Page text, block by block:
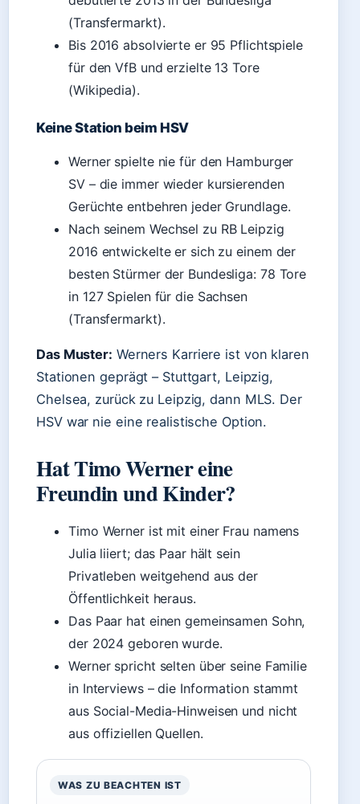
(Transfermarkt).
Bis 2016 absolvierte er 95 Pflichtspiele
für den VfB und erzielte 13 Tore
(Wikipedia).
Keine Station beim HSV
Werner spielte nie für den Hamburger
SV – die immer wieder kursierenden
Gerüchte entbehren jeder Grundlage.
Nach seinem Wechsel zu RB Leipzig
2016 entwickelte er sich zu einem der
besten Stürmer der Bundesliga: 78 Tore
in 127 Spielen für die Sachsen
(Transfermarkt).
Das Muster: Werners Karriere ist von klaren
Stationen geprägt – Stuttgart, Leipzig,
Chelsea, zurück zu Leipzig, dann MLS. Der
HSV war nie eine realistische Option.
Hat Timo Werner eine
Freundin und Kinder?
Timo Werner ist mit einer Frau namens
Julia liiert; das Paar hält sein
Privatleben weitgehend aus der
Öffentlichkeit heraus.
Das Paar hat einen gemeinsamen Sohn,
der 2024 geboren wurde.
Werner spricht selten über seine Familie
in Interviews – die Information stammt
aus Social-Media-Hinweisen und nicht
aus offiziellen Quellen.
WAS ZU BEACHTEN IST